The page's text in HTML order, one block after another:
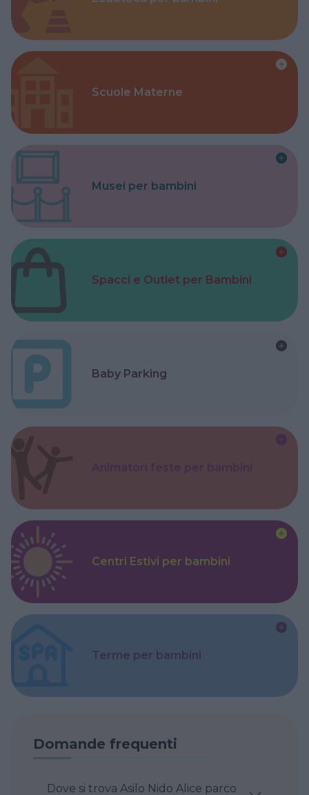
Scuole Materne
Musei per bambini
Spacci e Outlet per Bambini
Baby Parking
Centri Estivi per bambini
Terme per bambini
Domande frequenti
Dove si trova Asilo Nido Alice parco